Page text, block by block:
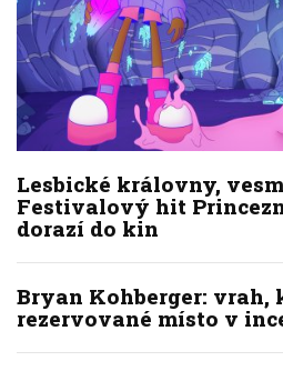
Lesbické královny,
Festivalový hit
dorazí do kin
Bryan Kohberger: vrah,
rezervované místo v